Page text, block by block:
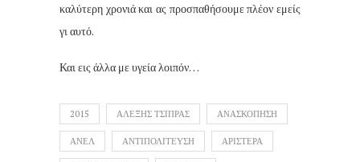
καλύτερη χρονιά και ας προσπαθήσουμε πλέον εμείς
γι αυτό.
Και εις άλλα με υγεία λοιπόν…
2015 ΑΛΕΞΗΣ ΤΣΙΠΡΑΣ ΑΝΑΣΚΟΠΗΣΗ
ΑΝΕΛ ΑΝΤΙΠΟΛΙΤΕΥΣΗ ΑΡΙΣΤΕΡΑ